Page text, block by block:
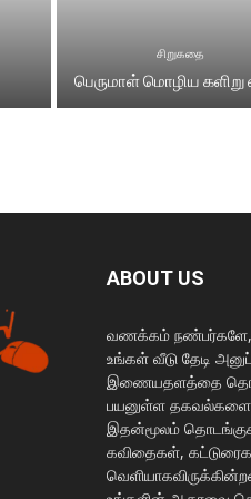
சிறுகதை
பெருமாள் மொழிய களிறு
ABOUT US
வணக்கம் நண்பர்களே,
உங்கள் வீடு தேடி
இணையதளத்தை
பயனுள்ள
இதன்மூலம்
கவிதைகள்,